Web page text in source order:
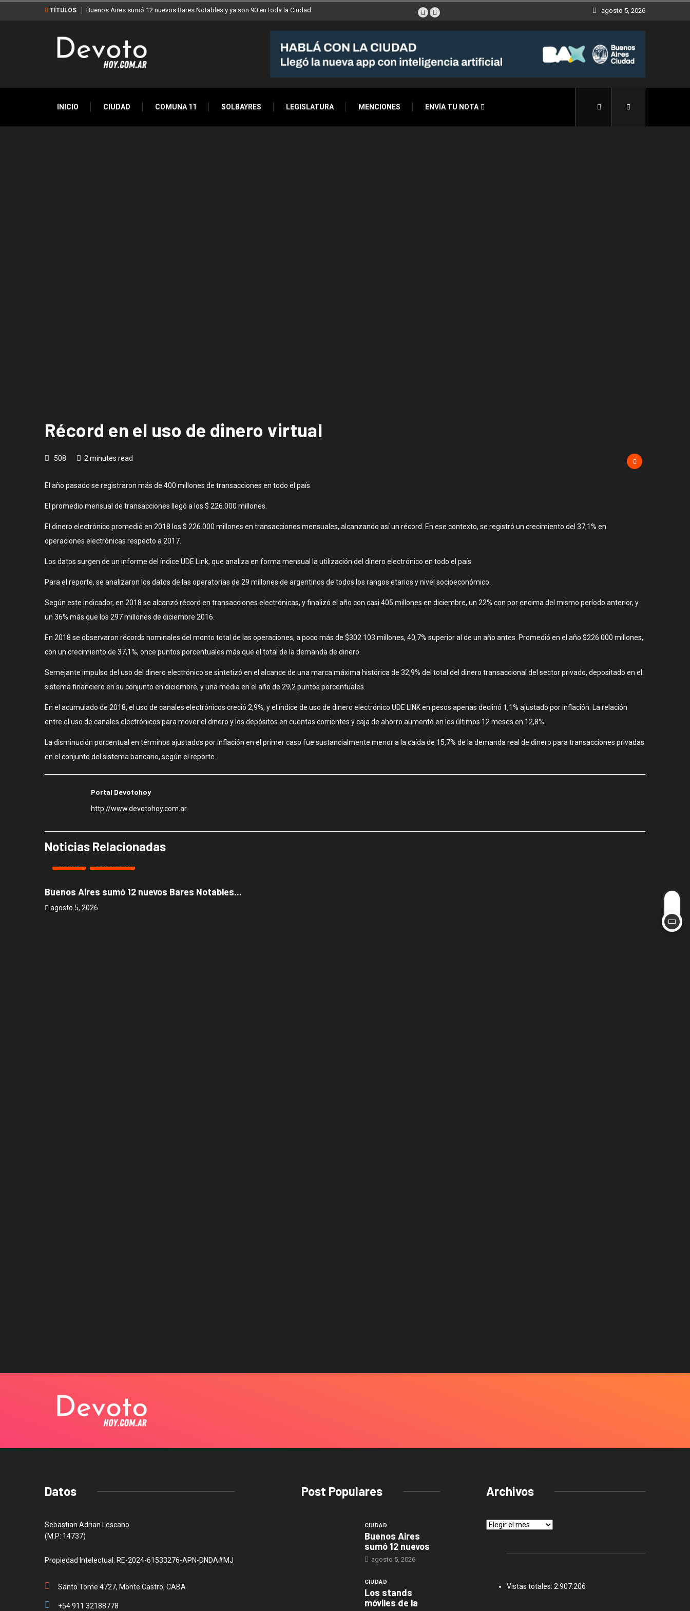
TÍTULOS Buenos Aires sumó 12 nuevos Bares Notables y ya son 90 en toda la Ciudad agosto 5, 2026
INICIO CIUDAD COMUNA 11 SOLBAYRES LEGISLATURA MENCIONES ENVÍA TU NOTA
Récord en el uso de dinero virtual
508 2 minutes read
El año pasado se registraron más de 400 millones de transacciones en todo el país.
El promedio mensual de transacciones llegó a los $ 226.000 millones.
El dinero electrónico promedió en 2018 los $ 226.000 millones en transacciones mensuales, alcanzando así un récord. En ese contexto, se registró un crecimiento del 37,1% en
operaciones electrónicas respecto a 2017.
Los datos surgen de un informe del índice UDE Link, que analiza en forma mensual la utilización del dinero electrónico en todo el país.
Para el reporte, se analizaron los datos de las operatorias de 29 millones de argentinos de todos los rangos etarios y nivel socioeconómico.
Según este indicador, en 2018 se alcanzó récord en transacciones electrónicas, y finalizó el año con casi 405 millones en diciembre, un 22% con por encima del mismo período anterior, y
un 36% más que los 297 millones de diciembre 2016.
En 2018 se observaron récords nominales del monto total de las operaciones, a poco más de $302.103 millones, 40,7% superior al de un año antes. Promedió en el año $226.000 millones,
con un crecimiento de 37,1%, once puntos porcentuales más que el total de la demanda de dinero.
Semejante impulso del uso del dinero electrónico se sintetizó en el alcance de una marca máxima histórica de 32,9% del total del dinero transaccional del sector privado, depositado en el
sistema financiero en su conjunto en diciembre, y una media en el año de 29,2 puntos porcentuales.
En el acumulado de 2018, el uso de canales electrónicos creció 2,9%, y el índice de uso de dinero electrónico UDE LINK en pesos apenas declinó 1,1% ajustado por inflación. La relación
entre el uso de canales electrónicos para mover el dinero y los depósitos en cuentas corrientes y caja de ahorro aumentó en los últimos 12 meses en 12,8%.
La disminución porcentual en términos ajustados por inflación en el primer caso fue sustancialmente menor a la caída de 15,7% de la demanda real de dinero para transacciones privadas
en el conjunto del sistema bancario, según el reporte.
Portal Devotohoy
http://www.devotohoy.com.ar
Noticias Relacionadas
CIUDAD COMUNA 11
Buenos Aires sumó 12 nuevos Bares Notables...
agosto 5, 2026
Los
Datos
Sebastian Adrian Lescano
(M.P: 14737)
Propiedad Intelectual: RE-2024-61533276-APN-DNDA#MJ
Santo Tome 4727, Monte Castro, CABA
+54 911 32188778
Post Populares
CIUDAD
Buenos Aires
sumó 12 nuevos
agosto 5, 2026
CIUDAD
Los stands
móviles de la
Archivos
Archivos
Vistas totales: 2.907.206